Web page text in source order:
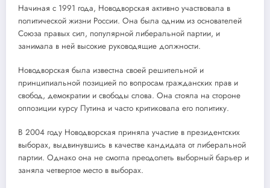
Начиная с 1991 года, Новодворская активно участвовала в
политической жизни России. Она была одним из основателей
Союза правых сил, популярной либеральной партии, и
занимала в ней высокие руководящие должности.
Новодворская была известна своей решительной и
принципиальной позицией по вопросам гражданских прав и
свобод, демократии и свободы слова. Она стояла на стороне
оппозиции курсу Путина и часто критиковала его политику.
В 2004 году Новодворская приняла участие в президентских
выборах, выдвинувшись в качестве кандидата от либеральной
партии. Однако она не смогла преодолеть выборный барьер и
заняла четвертое место в выборах.